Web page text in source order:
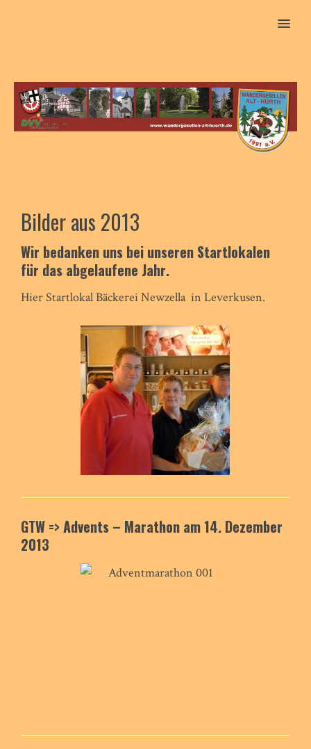
MENU
Bilder aus 2013
Wir bedanken uns bei unseren Startlokalen
für das abgelaufene Jahr.
Hier Startlokal Bäckerei Newzella in Leverkusen.
GTW => Advents – Marathon am 14. Dezember
2013